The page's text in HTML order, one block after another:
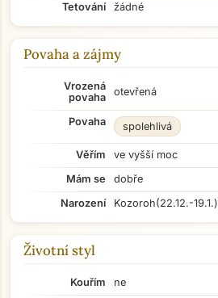
Tetování
žádné
Povaha a zájmy
Vrozená
povaha
otevřená
Povaha spolehlivá
Věřím
ve vyšší moc
Mám se
dobře
Narození
Kozoroh(22.12.-19.1.)
Životní styl
Kouřím
ne